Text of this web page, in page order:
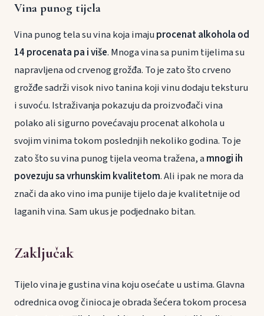
Vina punog tijela
Vina punog tela su vina koja imajuprocenat alkohola od
14 procenata pa i više. Mnoga vina sa punim tijelima su
napravljena od crvenog grožđa. To je zato što crveno
grožđe sadrži visok nivo tanina koji vinu dodaju teksturu
i suvoću. Istraživanja pokazuju da proizvođači vina
polako ali sigurno povećavaju procenat alkohola u
svojim vinima tokom poslednjih nekoliko godina. To je
zato što su vina punog tijela veoma tražena, amnogi ih
povezuju sa vrhunskim kvalitetom. Ali ipak ne mora da
znači da ako vino ima punije tijelo da je kvalitetnije od
laganih vina. Sam ukus je podjednako bitan.
Zaključak
Tijelo vina je gustina vina koju osećate u ustima. Glavna
odrednica ovog činioca je obrada šećera tokom procesa